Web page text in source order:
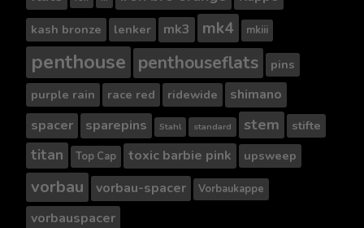
kash bronze lenker mk3 mk4 mkiii
penthouse penthouseflats
pins
purple rain
race red ridewide
shimano
spacer
sparepins Stahl standard stem stifte
titan Top Cap toxic barbie pink upsweep
vorbau vorbau-spacer Vorbaukappe
vorbauspacer